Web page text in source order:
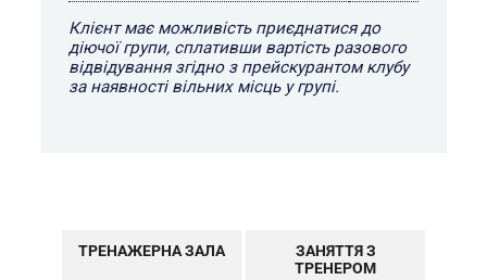
Клієнт має можливість приєднатися до
діючої групи, сплативши вартість разового
відвідування згідно з прейскурантом клубу
за наявності вільних місць у групі.
ТРЕНАЖЕРНА ЗАЛА
ЗАНЯТТЯ З
ТРЕНЕРОМ